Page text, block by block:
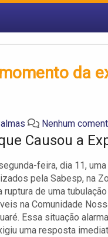
da
Nenhum
Causou a
feira, dia 11,
pela Sabesp, na
ruptura de uma
na Comunidade
Essa situação
uma resposta